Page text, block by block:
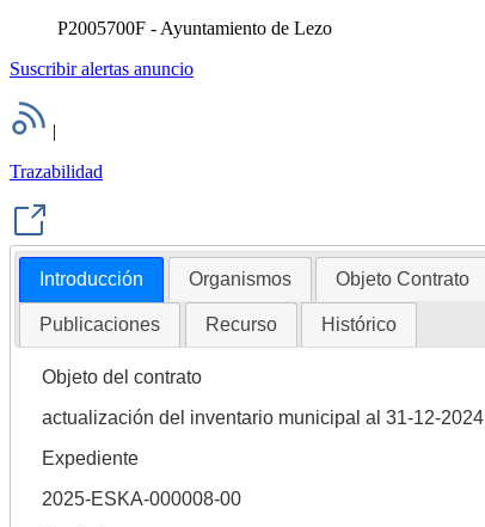
P2005700F - Ayuntamiento de Lezo
Suscribir alertas anuncio
|
Trazabilidad
Introducción Organismos Objeto Contrato
Publicaciones Recurso Histórico
Objeto del contrato
actualización del inventario municipal al 31-12-2024
Expediente
2025-ESKA-000008-00